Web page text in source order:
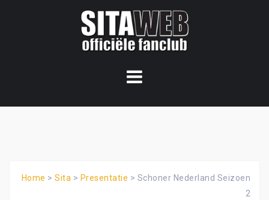
Home > Sita > Presentatie > Schoner Nederland Seizoen
2